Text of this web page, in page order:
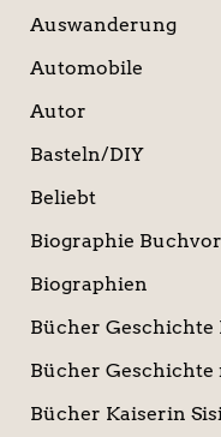
Auswanderung
Automobile
Autor
Basteln/DIY
Beliebt
Biographie
Biographien
Bücher Geschichte
Bücher Geschichte
Bücher Kaiserin